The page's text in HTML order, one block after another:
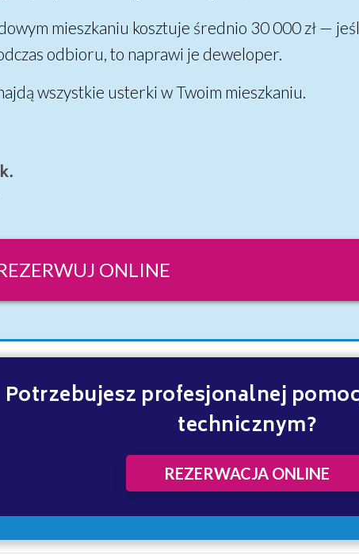
mieszkaniu kosztuje średnio 30 000 zł —
odbioru, to naprawi je deweloper.
wszystkie usterki w Twoim mieszkaniu.
ONLINE
Potrzebujesz profesjonalnej
technicznym?
REZERWACJA ONLINE